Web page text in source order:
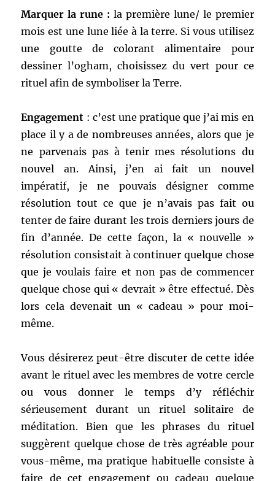
Marquer la rune : la première lune/ le premier
mois est une lune liée à la terre. Si vous utilisez
une goutte de colorant alimentaire pour
dessiner l’ogham, choisissez du vert pour ce
rituel afin de symboliser la Terre.
Engagement : c’est une pratique que j’ai mis en
place il y a de nombreuses années, alors que je
ne parvenais pas à tenir mes résolutions du
nouvel an. Ainsi, j’en ai fait un nouvel
impératif, je ne pouvais désigner comme
résolution tout ce que je n’avais pas fait ou
tenter de faire durant les trois derniers jours de
fin d’année. De cette façon, la « nouvelle »
résolution consistait à continuer quelque chose
que je voulais faire et non pas de commencer
quelque chose qui « devrait » être effectué. Dès
lors cela devenait un « cadeau » pour moi-
même.
Vous désirerez peut-être discuter de cette idée
avant le rituel avec les membres de votre cercle
ou vous donner le temps d’y réfléchir
sérieusement durant un rituel solitaire de
méditation. Bien que les phrases du rituel
suggèrent quelque chose de très agréable pour
vous-même, ma pratique habituelle consiste à
faire de cet engagement ou cadeau quelque